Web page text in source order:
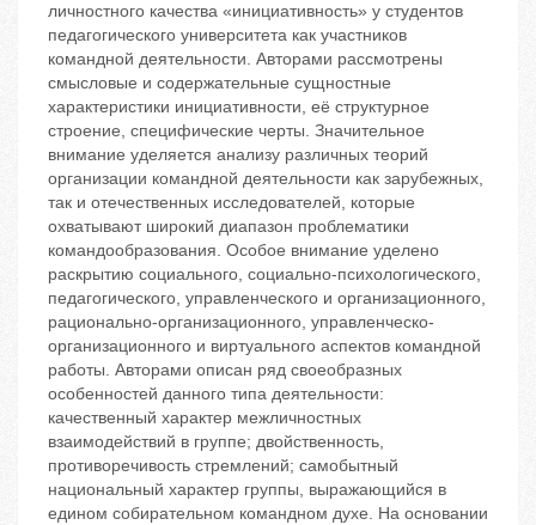
личностного качества «инициативность» у студентов
педагогического университета как участников
командной деятельности. Авторами рассмотрены
смысловые и содержательные сущностные
характеристики инициативности, её структурное
строение, специфические черты. Значительное
внимание уделяется анализу различных теорий
организации командной деятельности как зарубежных,
так и отечественных исследователей, которые
охватывают широкий диапазон проблематики
командообразования. Особое внимание уделено
раскрытию социального, социально-психологического,
педагогического, управленческого и организационного,
рационально-организационного, управленческо-
организационного и виртуального аспектов командной
работы. Авторами описан ряд своеобразных
особенностей данного типа деятельности:
качественный характер межличностных
взаимодействий в группе; двойственность,
противоречивость стремлений; самобытный
национальный характер группы, выражающийся в
едином собирательном командном духе. На основании